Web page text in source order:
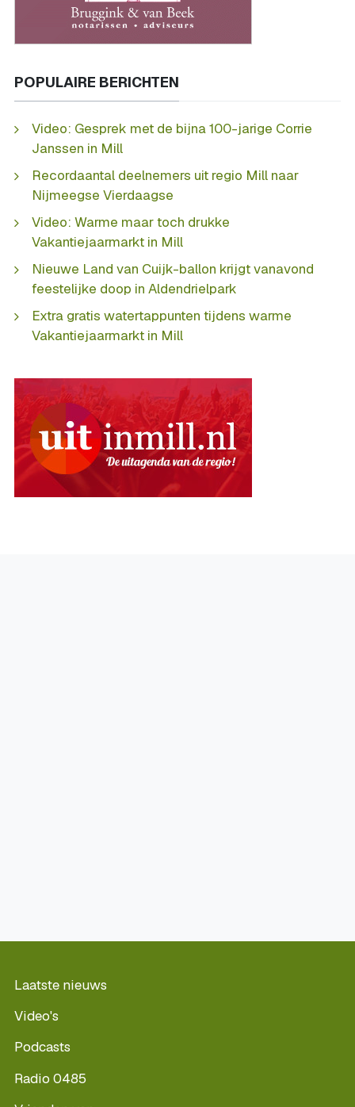
POPULAIRE BERICHTEN
Video: Gesprek met de bijna 100-jarige Corrie
Janssen in Mill
Recordaantal deelnemers uit regio Mill naar
Nijmeegse Vierdaagse
Video: Warme maar toch drukke
Vakantiejaarmarkt in Mill
Nieuwe Land van Cuijk-ballon krijgt vanavond
feestelijke doop in Aldendrielpark
Extra gratis watertappunten tijdens warme
Vakantiejaarmarkt in Mill
Laatste nieuws
Video's
Podcasts
Radio 0485